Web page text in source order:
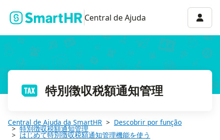
Central de Ajuda
特別徴収税額通知管理
Central de Ajuda da SmartHR Descobrir por função
特別徴収税額通知管理
はじめて特別徴収税額通知管理機能を使う